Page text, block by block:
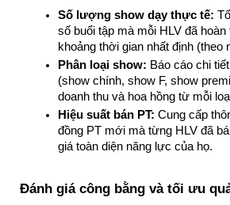
Số lượng show dạy thực tế:
số buổi tập mà mỗi HLV đã hoàn
khoảng thời gian nhất định (theo
Phân loại show: Báo cáo chi
(show chính, show F, show
doanh thu và hoa hồng từ mỗi
Hiệu suất bán PT: Cung cấp
đồng PT mới mà từng HLV đã
giá toàn diện năng lực của họ.
Đánh giá công bằng và tối ưu